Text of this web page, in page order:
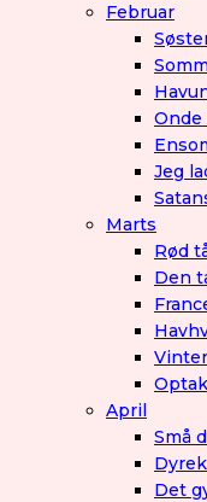
Februar
Onde
Jeg
Marts
Rød
Den
April
Små
Det